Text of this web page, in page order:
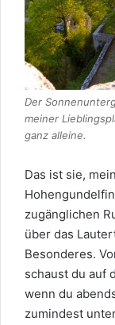
Der
meiner
ganz alleine.
Das ist sie,
zugänglichen
über das
Besonderes.
schaust du auf
wenn du
zumindest